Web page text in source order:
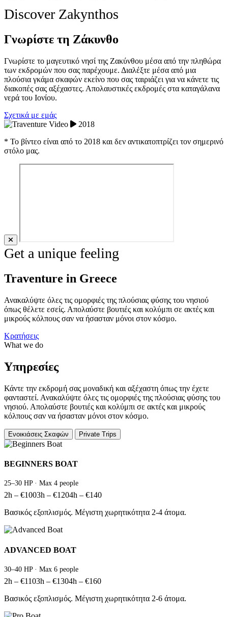
Discover Zakynthos
Γνωρίστε τη Ζάκυνθο
Γνωρίστε το μαγευτικό νησί της Ζακύνθου μέσα από την πληθώρα
των εκδρομών που σας παρέχουμε. Διαλέξτε μέσα από μια
πλούσια γκάμα σκαφών εκείνο που σας ταιριάζει για να κάνετε τις
διακοπές σας αξέχαστες. Απολαυστικές εκδρομές στα καταγάλανα
νερά του Ιονίου.
Σχετικά με εμάς
2018
* Το βίντεο είναι από το 2018 και δεν αντικατοπτρίζει τον σημερινό
στόλο μας.
Get a unique feeling
Traventure in Greece
Ανακαλύψτε όλες τις ομορφιές της πλούσιας φύσης του νησιού
όπως θέλετε εσείς. Απολαύστε βουτιές και κολύμπι σε ακτές και
μικρούς κόλπους σαν να ήσασταν μόνοι στον κόσμο.
Κρατήσεις
What we do
Υπηρεσίες
Κάντε την εκδρομή σας μοναδική και αξέχαστη όπως την έχετε
φανταστεί. Ανακαλύψτε όλες τις ομορφιές της πλούσιας φύσης του
νησιού. Απολαύστε βουτιές και κολύμπι σε ακτές και μικρούς
κόλπους σαν να ήσασταν μόνοι στον κόσμο.
Ενοικιάσεις Σκαφών Private Trips
BEGINNERS BOAT
25–30 HP · Max 4 people
2h – €1003h – €1204h – €140
Βασικός εξοπλισμός. Μέγιστη χωρητικότητα 2-4 άτομα.
ADVANCED BOAT
30–40 HP · Max 6 people
2h – €1103h – €1304h – €160
Βασικός εξοπλισμός. Μέγιστη χωρητικότητα 2-6 άτομα.